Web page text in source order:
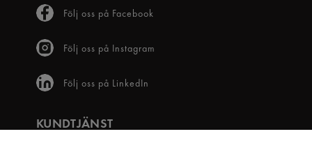
Följ oss på Facebook
Följ oss på Instagram
Följ oss på LinkedIn
KUNDTJÄNST